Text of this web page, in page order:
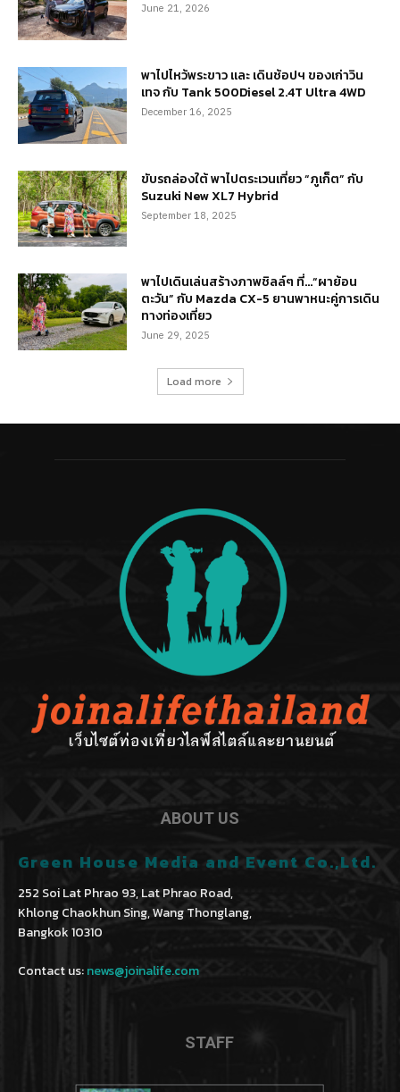
June 21, 2026
พาไปไหว้พระขาว และ เดินช้อปฯ ของเก่าวิน
เทจ กับ Tank 500Diesel 2.4T Ultra 4WD
December 16, 2025
ขับรถล่องใต้ พาไปตระเวนเที่ยว “ภูเก็ต” กับ
Suzuki New XL7 Hybrid
September 18, 2025
พาไปเดินเล่นสร้างภาพชิลล์ๆ ที่…“ผาย้อน
ตะวัน” กับ Mazda CX-5 ยานพาหนะคู่การเดิน
ทางท่องเที่ยว
June 29, 2025
Load more
ABOUT US
Green House Media and Event Co.,Ltd.
252 Soi Lat Phrao 93, Lat Phrao Road,
Khlong Chaokhun Sing, Wang Thonglang,
Bangkok 10310
Contact us:news@joinalife.com
STAFF